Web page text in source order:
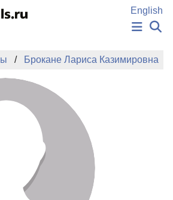
English
НОВОСТИ
АВТОРЫ
РУКОПИСЬ
БАЗА ЗНАНИЙ
СЛОВА
Брокане Лариса Казимировна